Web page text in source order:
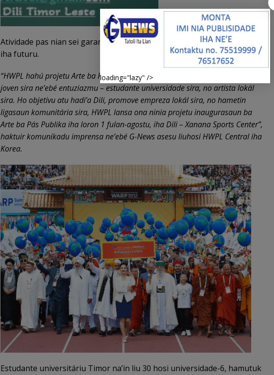
Atividade pas nian sei garante pás ne’ebé sustentável ba jerasaun sira
iha futuru.
“HWPL hahú projetu Arte ba Pas Publika liuhosi kolaborasaun ho voluntáriu
joven sira ne’ebé entuziazmu – estudante universidade sira, no artista lokál
sira. Ho objetivu atu hadi’a Dili, promove empreza lokál sira, no hametin
ligasaun komunitária sira, HWPL lansa ona ninia projetu inaugurasaun ba
Arte ba Pás Publika iha loron 1 fulan-agostu, iha Dili – Xanana Sports Center”,
haktuir komunikadu imprensa ne’ebé G-News asesu liuhosi HWPL Central iha
Korea.
Estudante universitáriu Timor na’in liu 30 hosi universidade-6, hamutuk
loading="lazy" />